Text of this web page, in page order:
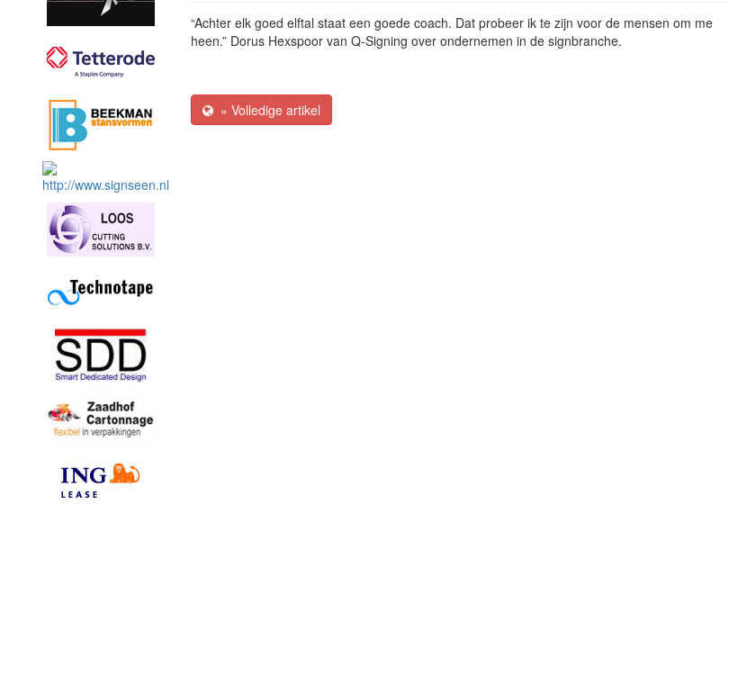
“Achter elk goed elftal staat een goede coach. Dat probeer ik te zijn voor de mensen om me
heen.” Dorus Hexspoor van Q-Signing over ondernemen in de signbranche.
» Volledige artikel